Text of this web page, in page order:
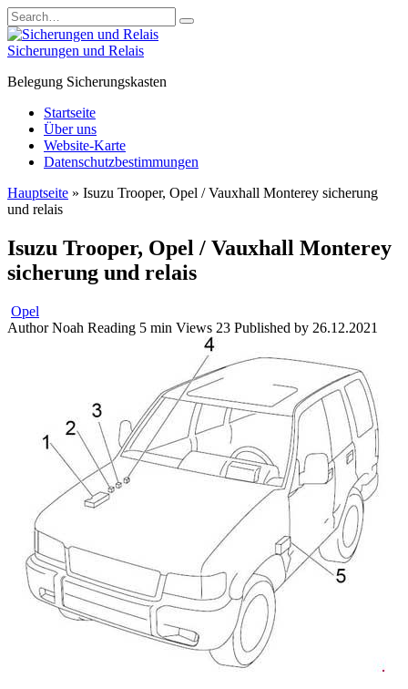
Skip
to
content
Search
for:
Sicherungen und Relais
Belegung Sicherungskasten
Startseite
Über uns
Website-Karte
Datenschutzbestimmungen
Hauptseite » Isuzu Trooper, Opel / Vauxhall Monterey sicherung
und relais
Isuzu Trooper, Opel / Vauxhall Monterey
sicherung und relais
Opel
Author Noah Reading 5 min Views 23 Published by 26.12.2021